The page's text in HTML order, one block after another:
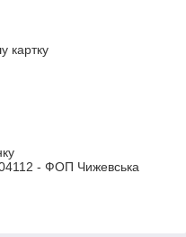
картку
- ФОП Чижевська